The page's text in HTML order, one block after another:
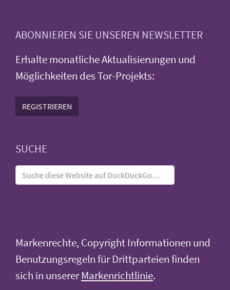
ABONNIEREN SIE UNSEREN NEWSLETTER
Erhalte monatliche Aktualisierungen und
Möglichkeiten des Tor-Projekts:
REGISTRIEREN
SUCHE
Markenrechte, Copyright Informationen und
Benutzungsregeln für Drittparteien finden
sich in unsererMarkenrichtlinie.